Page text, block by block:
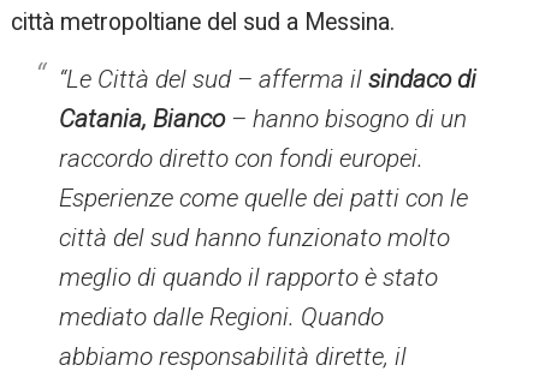
città metropoltiane del sud a Messina.
“Le Città del sud – afferma il sindaco di
Catania, Bianco– hanno bisogno di un
raccordo diretto con fondi europei.
Esperienze come quelle dei patti con le
città del sud hanno funzionato molto
meglio di quando il rapporto è stato
mediato dalle Regioni. Quando
abbiamo responsabilità dirette, il